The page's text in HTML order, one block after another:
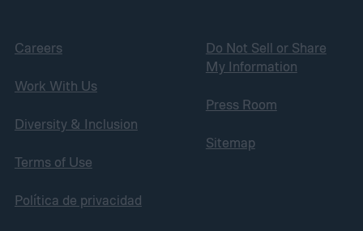
Careers
Work With Us
Diversity & Inclusion
Terms of Use
Política de privacidad
Do Not Sell or Share
My Information
Press Room
Sitemap